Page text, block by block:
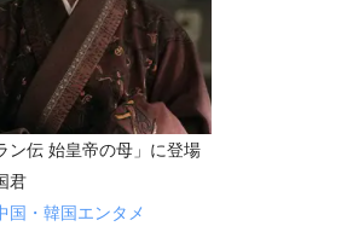
ン伝 始皇帝の母」に登場
君
国・韓国エンタメ